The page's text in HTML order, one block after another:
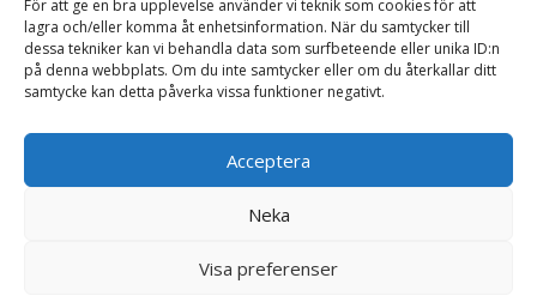
För att ge en bra upplevelse använder vi teknik som cookies för att
lagra och/eller komma åt enhetsinformation. När du samtycker till
dessa tekniker kan vi behandla data som surfbeteende eller unika ID:n
på denna webbplats. Om du inte samtycker eller om du återkallar ditt
samtycke kan detta påverka vissa funktioner negativt.
Acceptera
Neka
Visa preferenser
Spara mitt namn, min e-postadress och webbplats i